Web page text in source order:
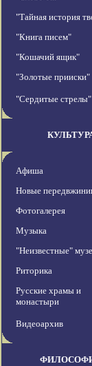
"Тайная история
"Книга писем"
"Кошачий ящик"
"Золотые прииски"
"Сердитые стрелы"
Афиша
Новые
Фотогалерея
Музыка
"Неизвестные"
Риторика
Русские храмы и
монастыри
Видеоархив